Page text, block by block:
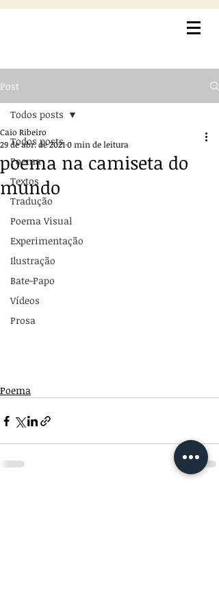
Post
Todos posts
Poema
Textos
Tradução
Poema Visual
Experimentação
Ilustração
Bate-Papo
Vídeos
Prosa
Todos posts
poema na camiseta do
mundo
Caio Ribeiro
29 de abr. de 2021 0 min de leitura
Poema